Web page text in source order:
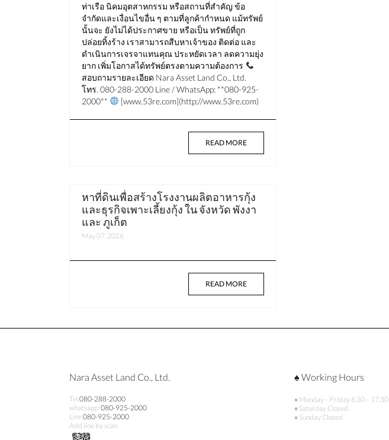
ท่าเรือ นิคมอุตสาหกรรม หรือสถานที่สำคัญ ข้อ
จำกัดและเงื่อนไขอื่น ๆ ตามที่ลูกค้ากำหนด แม้ทรัพย์
นั้นจะ ยังไม่ได้ประกาศขาย หรือเป็น ทรัพย์ที่ถูก
ปล่อยทิ้งร้าง เราสามารถสืบหาเจ้าของ ติดต่อ และ
ดำเนินการเจรจาแทนคุณ ประหยัดเวลา ลดความยุ่ง
ยาก เพิ่มโอกาสได้ทรัพย์ตรงตามความต้องการ
สอบถามรายละเอียด Nara Asset Land Co., Ltd.
โทร. 080-288-2000 Line / WhatsApp: **080-925-
2000**
[www.53re.com](http://www.53re.com)
READ MORE
หาที่ดินเพื่อสร้างโรงงานผลิตอาหารกุ้ง
และธุรกิจเพาะเลี้ยงกุ้ง ใน จังหวัด พังงา
และ ภูเก็ต
May 07, 2026
READ MORE
Nara Asset Land Co., Ltd.
Tel. 080-288-2000
whatsapp: 080-925-2000
Line.080-925-2000
Add line by scan
♠ Working Hours
♦ Monday – Friday 8.30 – 17.30
♦ Saturday Closed
♦ Sunday Closed